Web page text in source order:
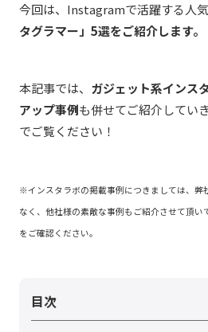
今回は、Instagramで活躍する人
タグラマー」5選をご紹介します。
本記事では、 ガジェット系インス
アップ事例も併せてご紹介してい
でご覧ください！
※インスタラボの掲載事例につきましては、弊
なく、他社様の素敵な事例もご紹介させて頂い
をご確認ください。
目次